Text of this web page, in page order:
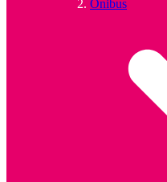
Ônibus